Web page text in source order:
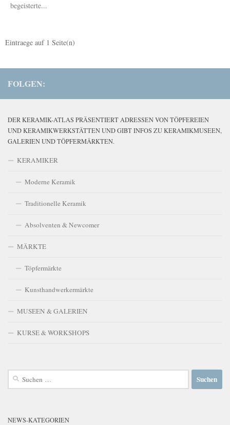
begeisterte...
Eintraege auf 1 Seite(n)
FOLGEN:
DER KERAMIK-ATLAS PRÄSENTIERT ADRESSEN VON TÖPFEREIEN
UND KERAMIKWERKSTÄTTEN UND GIBT INFOS ZU KERAMIKMUSEEN,
GALERIEN UND TÖPFERMÄRKTEN.
KERAMIKER
Moderne Keramik
Traditionelle Keramik
Absolventen & Newcomer
MÄRKTE
Töpfermärkte
Kunsthandwerkermärkte
MUSEEN & GALERIEN
KURSE & WORKSHOPS
Suchen
NEWS-KATEGORIEN